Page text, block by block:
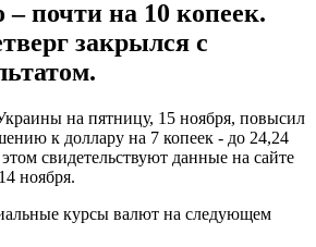
– почти на 10 копеек.
закрылся с
на пятницу, 15 ноября, повысил
к доллару на 7 копеек - до 24,24
свидетельствуют данные на сайте
ноября.
курсы валют на следующем